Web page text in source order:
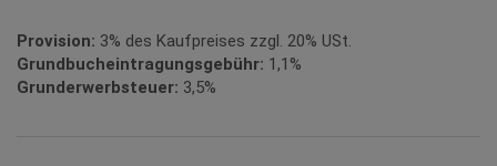
Provision: 3% des Kaufpreises zzgl. 20% USt.
Grundbucheintragungsgebühr: 1,1%
Grunderwerbsteuer: 3,5%